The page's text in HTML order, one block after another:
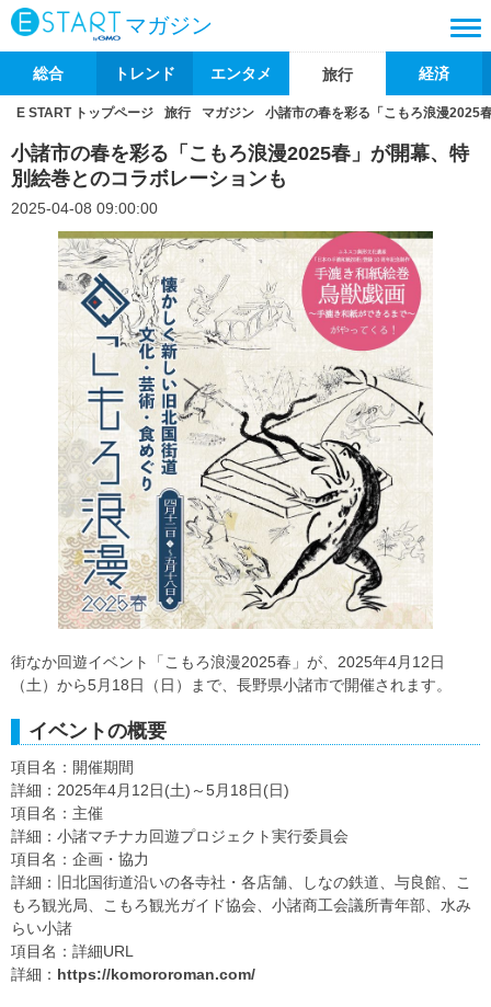
マガジン
総合 トレンド エンタメ 旅行 経済
E START トップページ 旅行 マガジン 小諸市の春を彩る「こもろ浪漫2025
小諸市の春を彩る「こもろ浪漫2025春」が開幕、特
別絵巻とのコラボレーションも
2025-04-08 09:00:00
街なか回遊イベント「こもろ浪漫2025春」が、2025年4月12日
（土）から5月18日（日）まで、長野県小諸市で開催されます。
イベントの概要
項目名：開催期間
詳細：2025年4月12日(土)～5月18日(日)
項目名：主催
詳細：小諸マチナカ回遊プロジェクト実行委員会
項目名：企画・協力
詳細：旧北国街道沿いの各寺社・各店舗、しなの鉄道、与良館、こ
もろ観光局、こもろ観光ガイド協会、小諸商工会議所青年部、水み
らい小諸
項目名：詳細URL
詳細： https://komororoman.com/